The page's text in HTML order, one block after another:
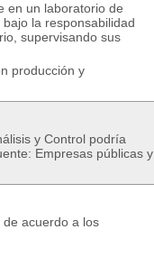
en un laboratorio de
la responsabilidad
supervisando sus
producción y
y Control podría
Empresas públicas y
acuerdo a los